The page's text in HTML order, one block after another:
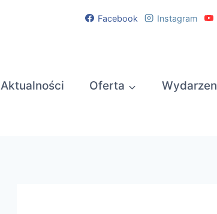
Facebook Instagram
Aktualności Oferta